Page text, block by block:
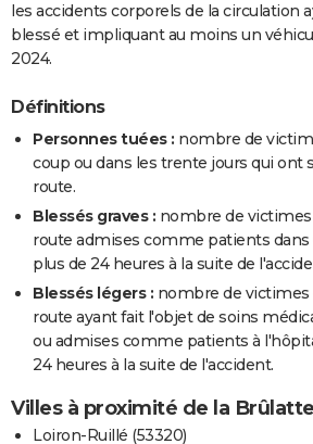
les accidents corporels de la circulation
blessé et impliquant au moins un
2024.
Définitions
Personnes tuées : nombre de
coup ou dans les trente jours qui ont
route.
Blessés graves : nombre de
route admises comme patients
plus de 24 heures à la suite de
Blessés légers : nombre de victimes
route ayant fait l'objet de soins
ou admises comme patients à
24 heures à la suite de l'accident.
Villes à proximité de la Brûlatte
Loiron-Ruillé (53320)